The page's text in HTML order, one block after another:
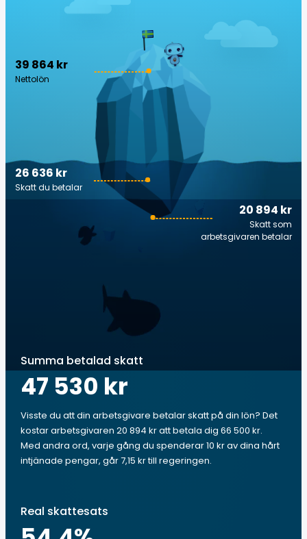
39 864 kr
Nettolön
20 894 kr
Skatt som
arbetsgivaren betalar
26 636 kr
Skatt du betalar
Summa betalad skatt
47 530 kr
Visste du att din arbetsgivare betalar skatt på din lön? Det
kostar arbetsgivaren 20 894 kr att betala dig 66 500 kr.
Med andra ord, varje gång du spenderar 10 kr av dina hårt
intjänade pengar, går 7,15 kr till regeringen.
Real skattesats